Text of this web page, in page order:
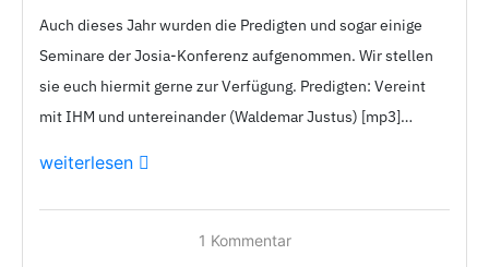
Auch dieses Jahr wurden die Predigten und sogar einige
Seminare der Josia-Konferenz aufgenommen. Wir stellen
sie euch hiermit gerne zur Verfügung. Predigten: Vereint
mit IHM und untereinander (Waldemar Justus) [mp3]…
weiterlesen
1 Kommentar